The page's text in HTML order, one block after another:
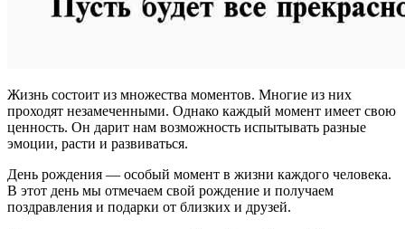
Жизнь состоит из множества моментов. Многие из них
проходят незамеченными. Однако каждый момент имеет свою
ценность. Он дарит нам возможность испытывать разные
эмоции, расти и развиваться.
День рождения — особый момент в жизни каждого человека.
В этот день мы отмечаем свой рождение и получаем
поздравления и подарки от близких и друзей.